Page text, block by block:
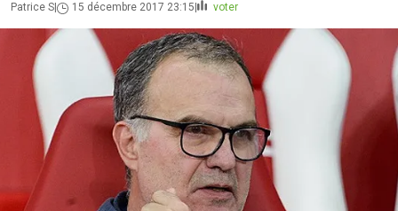
Patrice S 15 décembre 2017 23:15 voter